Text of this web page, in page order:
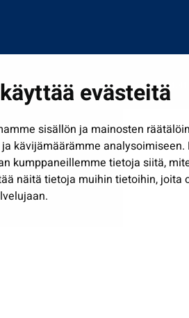
evästeitä
sisällön ja mainosten
kävijämäärämme
kumppaneillemme tietoja siitä,
näitä tietoja muihin tietoihin, joita